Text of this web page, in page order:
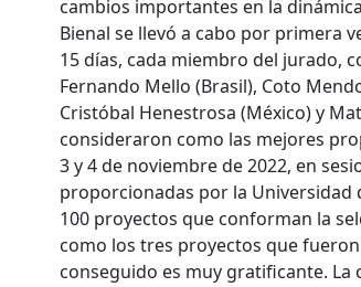
cambios importantes en la
Bienal se llevó a cabo por primera
15 días, cada miembro del jurado,
Fernando Mello (Brasil), Coto
Cristóbal Henestrosa (México) y
consideraron como las mejores
3 y 4 de noviembre de 2022, en
proporcionadas por la Universidad
100 proyectos que conforman la
como los tres proyectos que
conseguido es muy gratificante.